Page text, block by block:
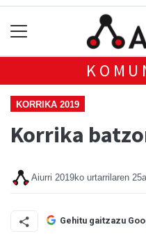
KORRIKA 2019
Korrika
Aiurri 2019ko urtarrilaren 25a
Gehitu gaitzazu